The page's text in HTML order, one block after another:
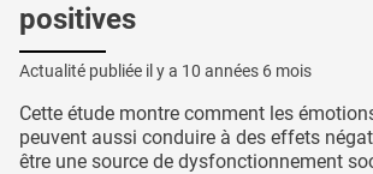
positives
Actualité publiée il y a 10 années 6 mois
Cette étude montre comment les
peuvent aussi conduire à des effets
être une source de dysfonctionnement